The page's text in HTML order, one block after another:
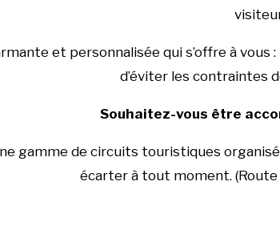
et personnalisée qui s’offre à
d’éviter les contraintes
Souhaitez-vous être
gamme de circuits touristiques
écarter à tout moment.